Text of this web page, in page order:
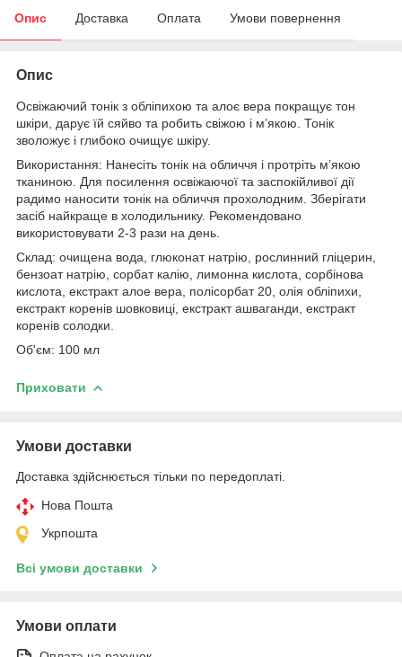
Опис Доставка Оплата Умови повернення
Опис
Освіжаючий тонік з обліпихою та алоє вера покращує тон
шкіри, дарує їй сяйво та робить свіжою і м’якою. Тонік
зволожує і глибоко очищує шкіру.
Використання: Нанесіть тонік на обличчя і протріть м’якою
тканиною. Для посилення освіжаючої та заспокійливої дії
радимо наносити тонік на обличчя прохолодним. Зберігати
засіб найкраще в холодильнику. Рекомендовано
використовувати 2-3 рази на день.
Склад: очищена вода, глюконат натрію, рослинний гліцерин,
бензоат натрію, сорбат калію, лимонна кислота, сорбінова
кислота, екстракт алое вера, полісорбат 20, олія обліпихи,
екстракт коренів шовковиці, екстракт ашваганди, екстракт
коренів солодки.
Об'єм: 100 мл
Приховати
Умови доставки
Доставка здійснюється тільки по передоплаті.
Нова Пошта
Укрпошта
Всі умови доставки
Умови оплати